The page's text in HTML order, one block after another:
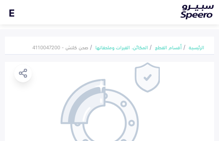
E
الرئيسية أقسام القطع المكائن، القيرات وملحقاتها صحن كلتش - 4110047200